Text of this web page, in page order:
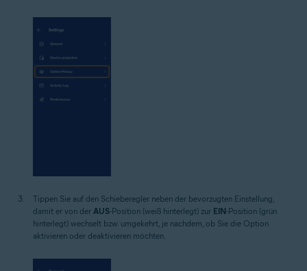
Tippen Sie auf den Schieberegler neben der bevorzugten Einstellung,
damit er von der AUS-Position (weiß hinterlegt) zur EIN-Position (grün
hinterlegt) wechselt bzw. umgekehrt, je nachdem, ob Sie die Option
aktivieren oder deaktivieren möchten.